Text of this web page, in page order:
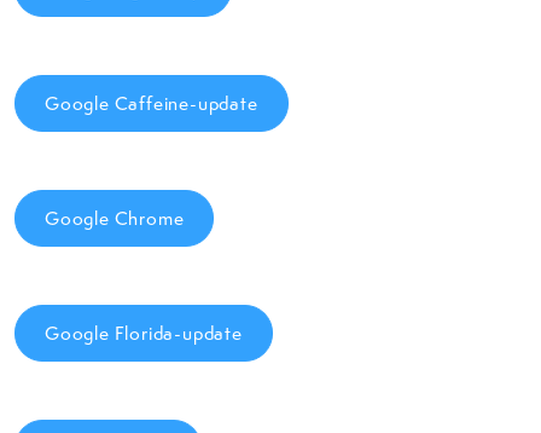
Google Caffeine-update
Google Chrome
Google Florida-update